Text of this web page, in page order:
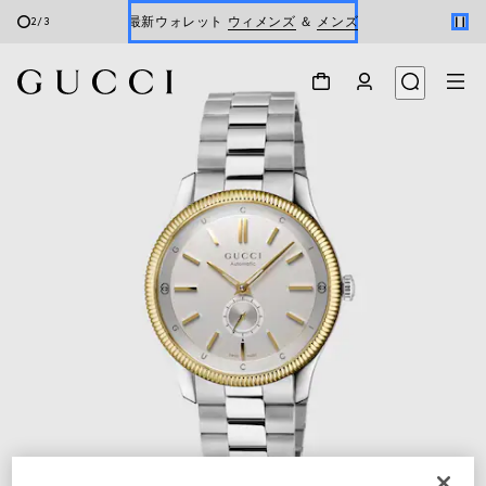
2/3 最新ウォレット ウィメンズ ＆ メンズ
オンライン限定 〔GGマーモント〕